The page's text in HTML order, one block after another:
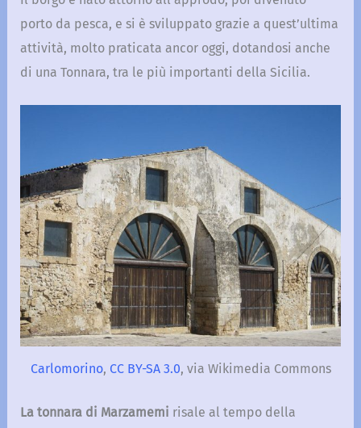
porto da pesca, e si è sviluppato grazie a quest’ultima
attività, molto praticata ancor oggi, dotandosi anche
di una Tonnara, tra le più importanti della Sicilia.
Carlomorino, CC BY-SA 3.0, via Wikimedia Commons
La tonnara di Marzamemi risale al tempo della